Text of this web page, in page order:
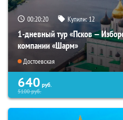
00:20:19 Купили:12
1-дневный тур «Псков —
компании «Шарм»
Достоевская
640 руб.
5100руб.